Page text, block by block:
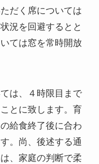
だく席については
況を回避するとと
ては窓を常時開放
は、４時限目まで
とに致します。育
給食終了後に合わ
。尚、後述する通
、家庭の判断で柔